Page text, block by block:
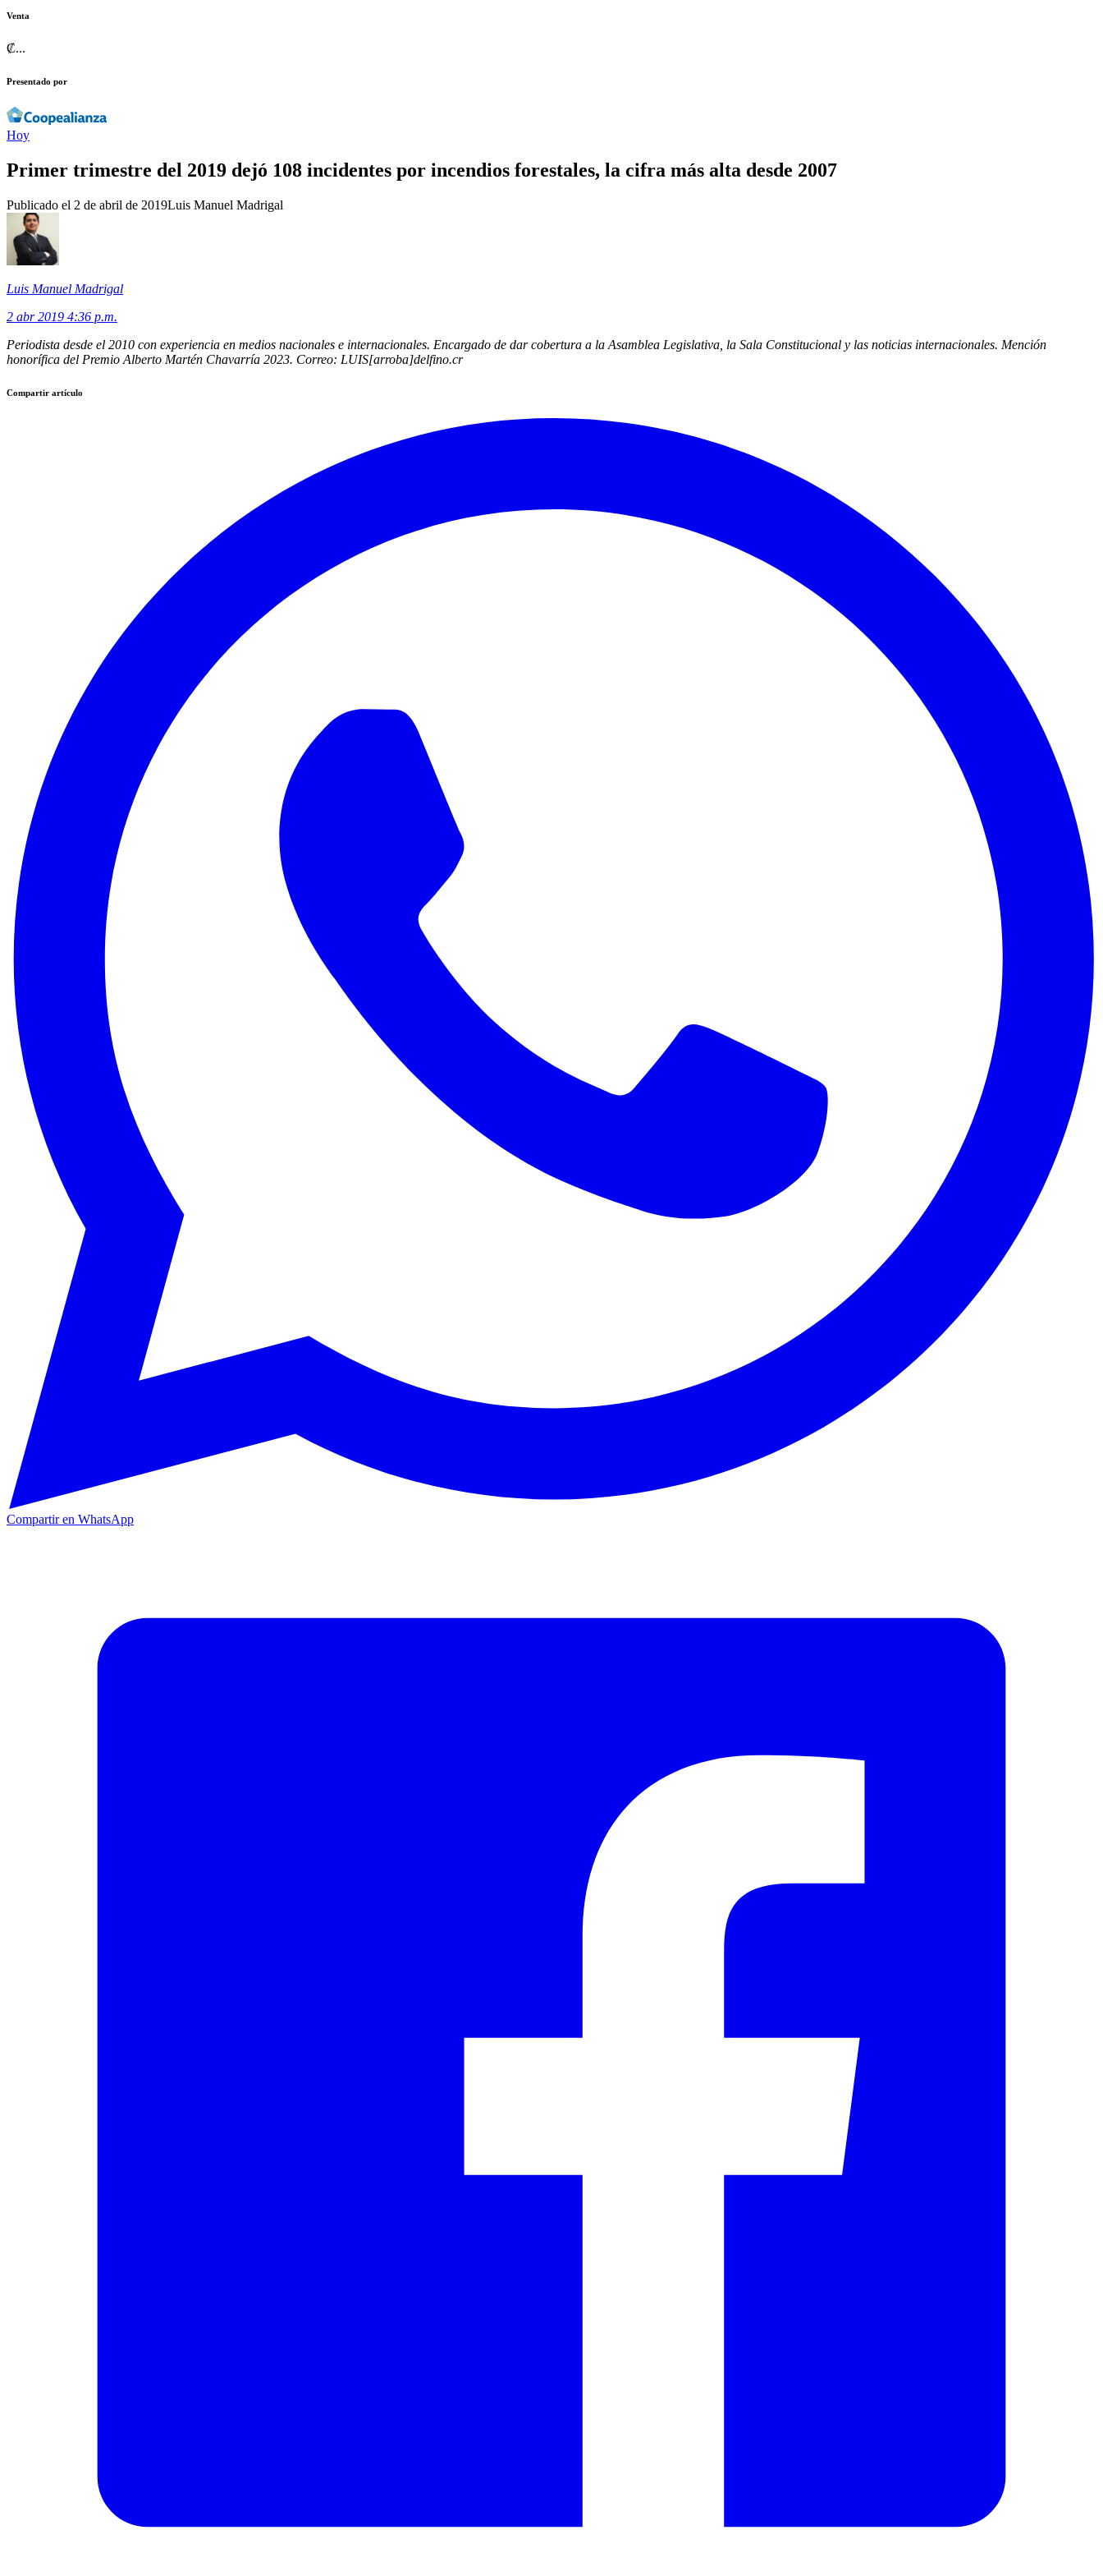
Venta
₡...
Presentado por
Hoy
Primer trimestre del 2019 dejó 108 incidentes por incendios forestales, la cifra más alta desde 2007
Publicado el 2 de abril de 2019Luis Manuel Madrigal
Luis Manuel Madrigal
2 abr 2019 4:36 p.m.
Periodista desde el 2010 con experiencia en medios nacionales e internacionales. Encargado de dar cobertura a la Asamblea Legislativa, la Sala Constitucional y las noticias internacionales. Mención
honorífica del Premio Alberto Martén Chavarría 2023. Correo: LUIS[arroba]delfino.cr
Compartir artículo
Compartir en WhatsApp